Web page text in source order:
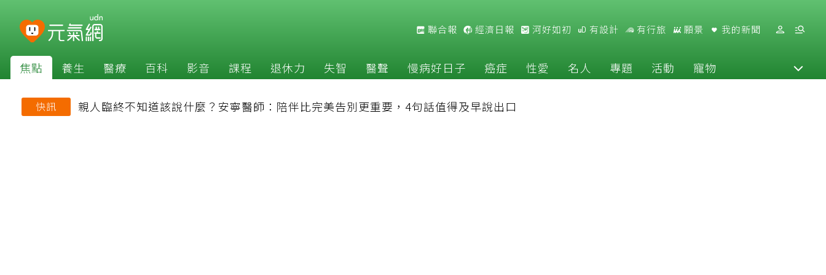
聯合報 經濟日報 河好如初 有設計 有行旅 願景 我的新聞
焦點 養生 醫療 百科 影音 課程 退休力 失智 醫聲 慢病好日子 癌症 性愛 名人 專題 活動 寵物
快訊 親人臨終不知道該說什麼？安寧醫師：陪伴比完美告別更重要，4句話值得及早說出口